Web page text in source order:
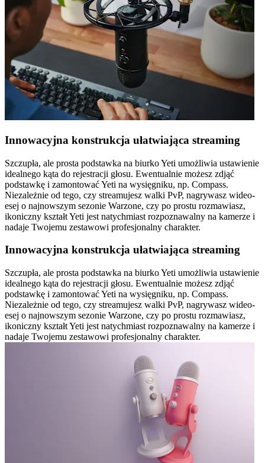
Innowacyjna konstrukcja ułatwiająca streaming
Szczupła, ale prosta podstawka na biurko Yeti umożliwia ustawienie
idealnego kąta do rejestracji głosu. Ewentualnie możesz zdjąć
podstawkę i zamontować Yeti na wysięgniku, np. Compass.
Niezależnie od tego, czy streamujesz walki PvP, nagrywasz wideo-
esej o najnowszym sezonie Warzone, czy po prostu rozmawiasz,
ikoniczny kształt Yeti jest natychmiast rozpoznawalny na kamerze i
nadaje Twojemu zestawowi profesjonalny charakter.
Innowacyjna konstrukcja ułatwiająca streaming
Szczupła, ale prosta podstawka na biurko Yeti umożliwia ustawienie
idealnego kąta do rejestracji głosu. Ewentualnie możesz zdjąć
podstawkę i zamontować Yeti na wysięgniku, np. Compass.
Niezależnie od tego, czy streamujesz walki PvP, nagrywasz wideo-
esej o najnowszym sezonie Warzone, czy po prostu rozmawiasz,
ikoniczny kształt Yeti jest natychmiast rozpoznawalny na kamerze i
nadaje Twojemu zestawowi profesjonalny charakter.